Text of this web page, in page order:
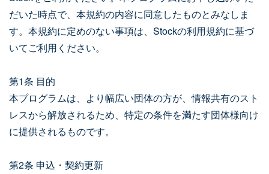
だいた時点で、本規約の内容に同意したものとみなしま
す。本規約に定めのない事項は、Stockの利用規約に基づ
いてご利用ください。
第1条 目的
本プログラムは、より幅広い団体の方が、情報共有のスト
レスから解放されるため、特定の条件を満たす団体様向け
に提供されるものです。
第2条 申込・契約更新